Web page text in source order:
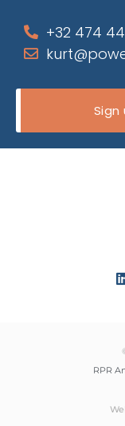
+32 474
RPR